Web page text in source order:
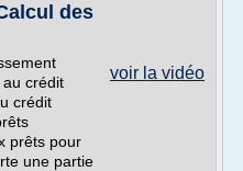
des
voir la vidéo
crédit
crédit
prêts pour
une partie